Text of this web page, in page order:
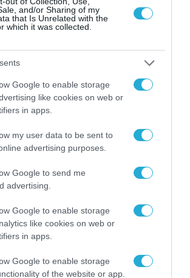
and/or Sharing of my
that Is Unrelated with the
which it was collected.
Google to enable storage
like cookies on web or
in apps.
my user data to be sent to
advertising purposes.
Google to send me
advertising.
Google to enable storage
like cookies on web or
in apps.
Google to enable storage
of the website or app.
Βαρσοβίας: Η Πολωνία
μετακινήσεις Ρώσων
Ρωσική προειδοποίηση για
κάνει λόγο η πολωνική